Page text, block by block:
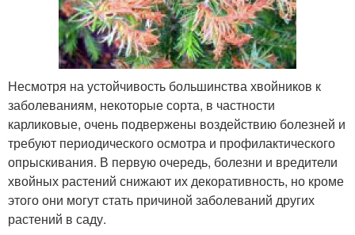
Несмотря на устойчивость большинства хвойников к
заболеваниям, некоторые сорта, в частности
карликовые, очень подвержены воздействию болезней и
требуют периодического осмотра и профилактического
опрыскивания. В первую очередь, болезни и вредители
хвойных растений снижают их декоративность, но кроме
этого они могут стать причиной заболеваний других
растений в саду.